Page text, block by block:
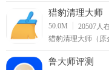
用，管理得心应手
米、乐视、迈乐
猎豹清理大师
50.0M 20507人
猎豹清理大师（
类工具软件第一名
鲁大师评测